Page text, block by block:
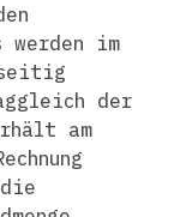
im
der
am